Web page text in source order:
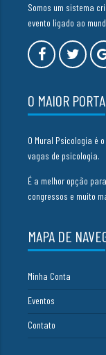
Somos um sistema
evento ligado ao
O MAIOR
O Mural Psicologia é
vagas de psicologia.
É a melhor opção
congressos e muito
MAPA DE
Minha Conta
Eventos
Contato